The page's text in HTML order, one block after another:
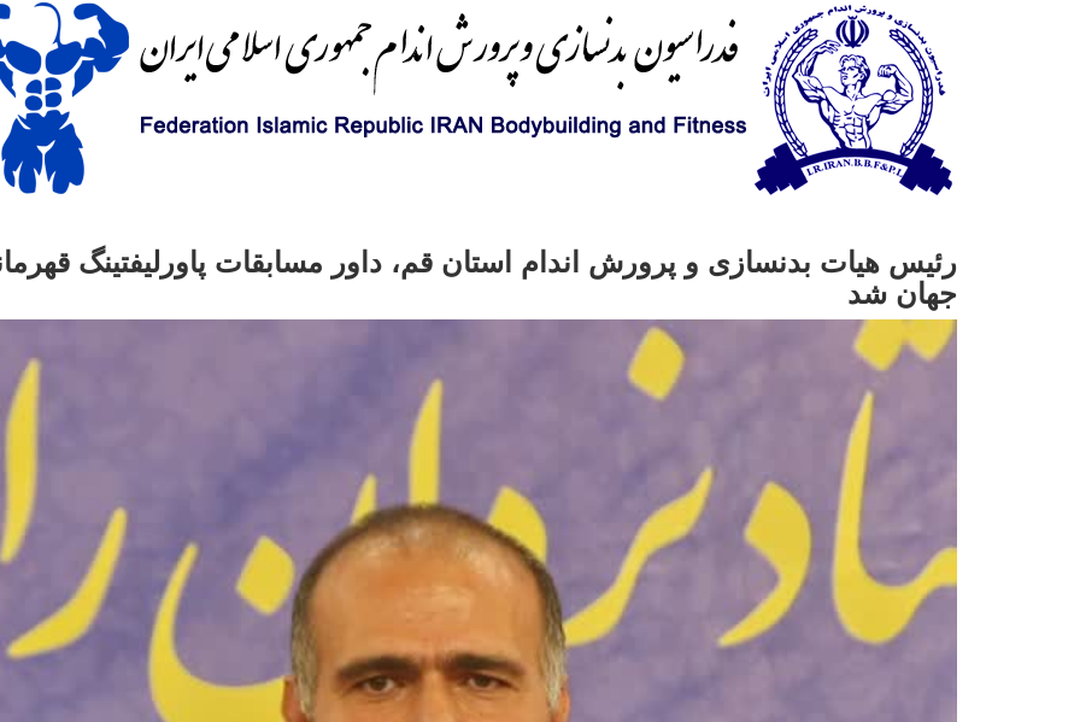
رئیس هیات بدنسازی و پرورش اندام استان قم، داور مسابقات پاورلیفتینگ
جهان شد